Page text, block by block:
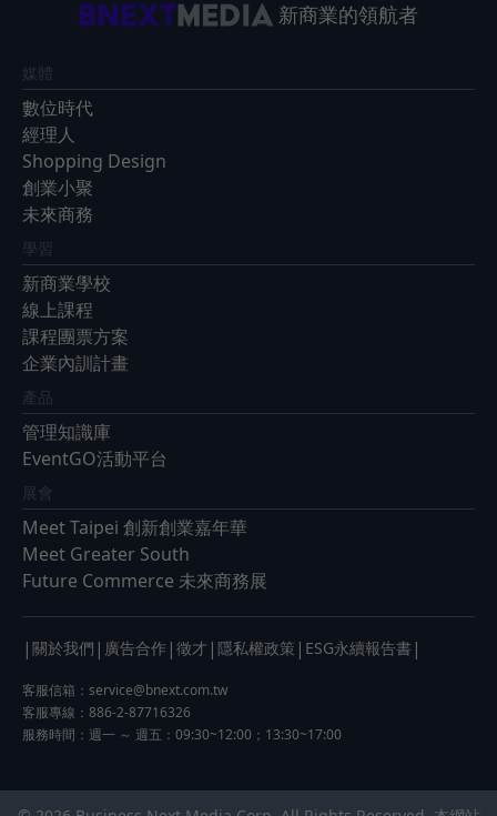
新商業的領航者
媒體
數位時代
經理人
Shopping Design
創業小聚
未來商務
學習
新商業學校
線上課程
課程團票方案
企業內訓計畫
產品
管理知識庫
EventGO活動平台
展會
Meet Taipei 創新創業嘉年華
Meet Greater South
Future Commerce 未來商務展
| 關於我們 | 廣告合作 | 徵才 | 隱私權政策 | ESG永續報告書 |
客服信箱： service@bnext.com.tw
客服專線：886-2-87716326
服務時間：週一 ～ 週五：09:30~12:00；13:30~17:00